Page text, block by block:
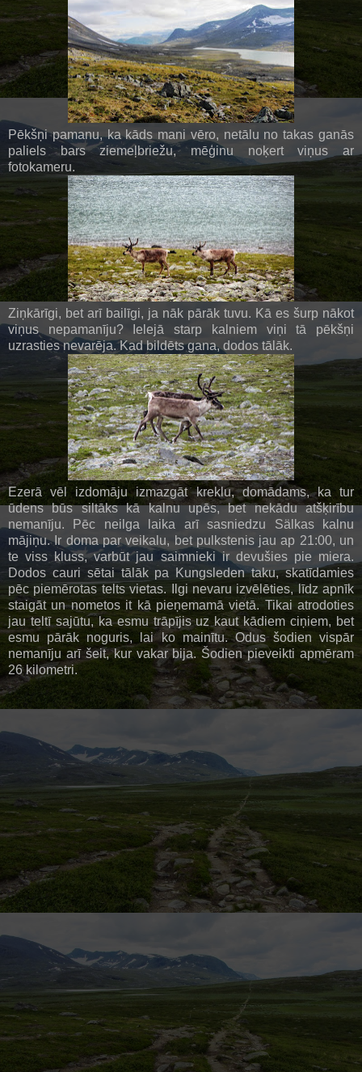
Pēkšņi pamanu, ka kāds mani vēro, netālu no takas ganās
paliels bars ziemeļbriežu, mēģinu noķert viņus ar
fotokameru.
Ziņkārīgi, bet arī bailīgi, ja nāk pārāk tuvu. Kā es šurp nākot
viņus nepamanīju? Ielejā starp kalniem viņi tā pēkšņi
uzrasties nevarēja. Kad bildēts gana, dodos tālāk.
Ezerā vēl izdomāju izmazgāt kreklu, domādams, ka tur
ūdens būs siltāks kā kalnu upēs, bet nekādu atšķirību
nemanīju. Pēc neilga laika arī sasniedzu Sälkas kalnu
mājiņu. Ir doma par veikalu, bet pulkstenis jau ap 21:00, un
te viss kluss, varbūt jau saimnieki ir devušies pie miera.
Dodos cauri sētai tālāk pa Kungsleden taku, skatīdamies
pēc piemērotas telts vietas. Ilgi nevaru izvēlēties, līdz apnīk
staigāt un nometos it kā pieņemamā vietā. Tikai atrodoties
jau teltī sajūtu, ka esmu trāpījis uz kaut kādiem ciņiem, bet
esmu pārāk noguris, lai ko mainītu. Odus šodien vispār
nemanīju arī šeit, kur vakar bija. Šodien pieveikti apmēram
26 kilometri.